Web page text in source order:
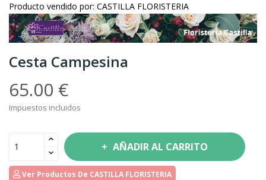
Producto vendido por: CASTILLA FLORISTERIA
Cesta Campesina
65.00 €
Impuestos incluidos
AÑADIR AL CARRITO
Ver Productos De CASTILLA FLORISTERIA